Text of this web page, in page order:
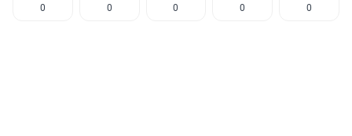
0 0 0 0 0